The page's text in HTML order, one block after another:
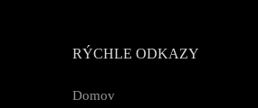
RÝCHLE ODKAZY
Domov